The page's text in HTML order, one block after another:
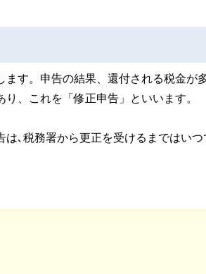
す。申告の結果、還付される税金が
、これを「修正申告」といいます。
､税務署から更正を受けるまではいつ